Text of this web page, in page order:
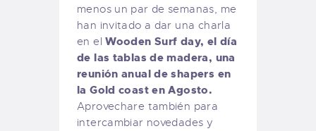
menos un par de semanas, me
han invitado a dar una charla
en elWooden Surf day, el día
de las tablas de madera, una
reunión anual de shapers en
la Gold coast en Agosto.
Aprovechare también para
intercambiar novedades y